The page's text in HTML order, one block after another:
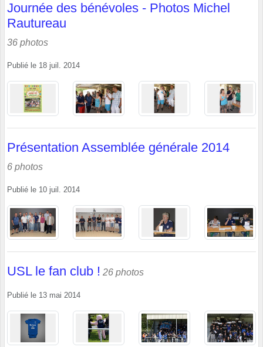
Journée des bénévoles - Photos Michel
Rautureau
36 photos
Publié le 18 juil. 2014
Présentation Assemblée générale 2014
6 photos
Publié le 10 juil. 2014
USL le fan club ! 26 photos
Publié le 13 mai 2014